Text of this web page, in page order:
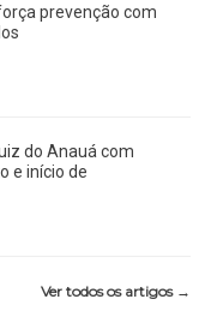
prevenção com
do Anauá com
e início de
Ver todos os artigos →